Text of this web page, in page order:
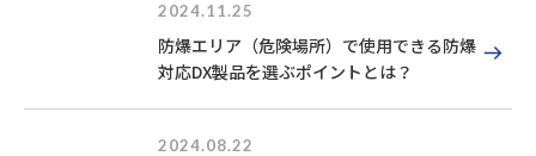
2024.11.25
防爆エリア（危険場所）で使用できる防爆
対応DX製品を選ぶポイントとは？
2024.08.22